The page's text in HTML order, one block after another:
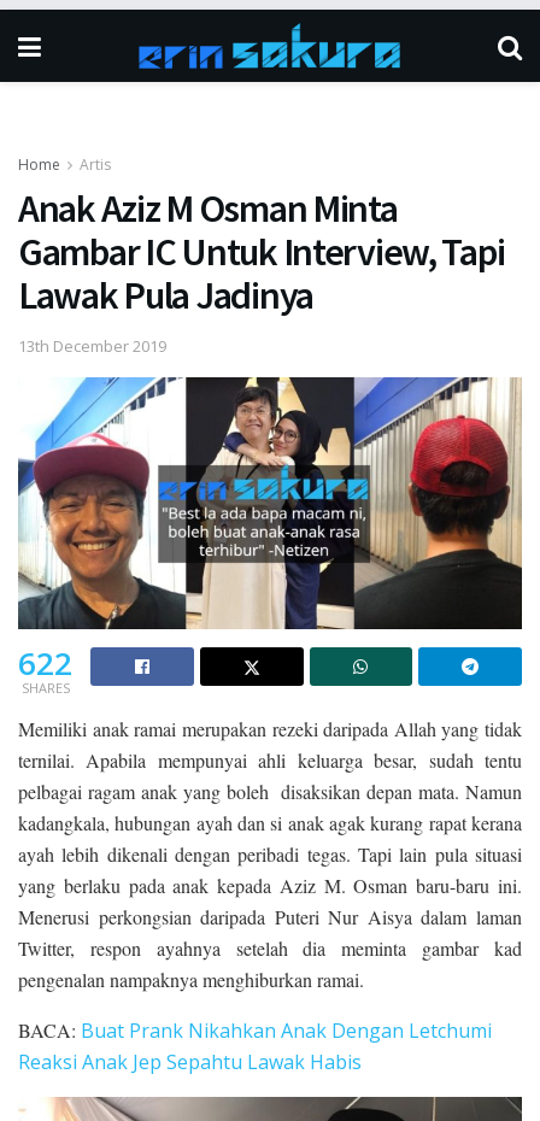
Home Artis
Anak Aziz M Osman Minta
Gambar IC Untuk Interview, Tapi
Lawak Pula Jadinya
13th December 2019
622
SHARES
Memiliki anak ramai merupakan rezeki daripada Allah yang tidak
ternilai. Apabila mempunyai ahli keluarga besar, sudah tentu
pelbagai ragam anak yang boleh disaksikan depan mata. Namun
kadangkala, hubungan ayah dan si anak agak kurang rapat kerana
ayah lebih dikenali dengan peribadi tegas. Tapi lain pula situasi
yang berlaku pada anak kepada Aziz M. Osman baru-baru ini.
Menerusi perkongsian daripada Puteri Nur Aisya dalam laman
Twitter, respon ayahnya setelah dia meminta gambar kad
pengenalan nampaknya menghiburkan ramai.
BACA: Buat Prank Nikahkan Anak Dengan Letchumi
Reaksi Anak Jep Sepahtu Lawak Habis